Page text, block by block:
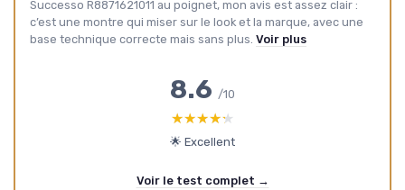
Successo R8871621011 au poignet, mon avis est assez clair :
c’est une montre qui miser sur le look et la marque, avec une
base technique correcte mais sans plus. Voir plus
8.6 /10
★★★★★
★★★★★
🌟 Excellent
Voir le test complet →